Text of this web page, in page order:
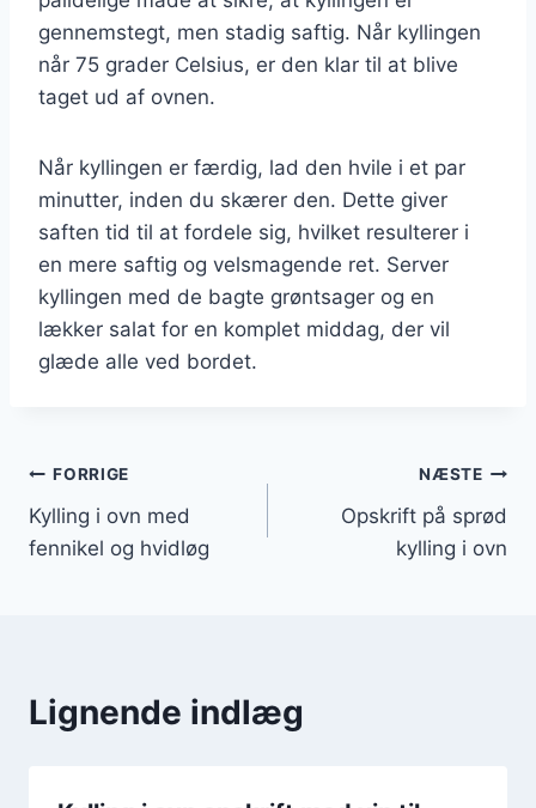
gennemstegt, men stadig saftig. Når kyllingen
når 75 grader Celsius, er den klar til at blive
taget ud af ovnen.
Når kyllingen er færdig, lad den hvile i et par
minutter, inden du skærer den. Dette giver
saften tid til at fordele sig, hvilket resulterer i
en mere saftig og velsmagende ret. Server
kyllingen med de bagte grøntsager og en
lækker salat for en komplet middag, der vil
glæde alle ved bordet.
Indlægsnavigation
FORRIGE
Kylling i ovn med
fennikel og hvidløg
NÆSTE
Opskrift på sprød
kylling i ovn
Lignende indlæg